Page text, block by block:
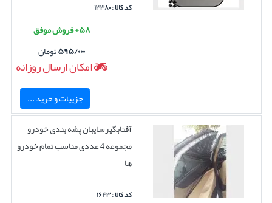
کد کالا : ۱۳۳۸۰
۵۸+ فروش موفق
۵۹۵/۰۰۰تومان
امکان ارسال روزانه
جزییات و خرید ...
آفتابگیرسایبان پشه بندی خودرو
مجموعه 4 عددی مناسب تمام خودرو
ها
کد کالا : ۱۶۴۳